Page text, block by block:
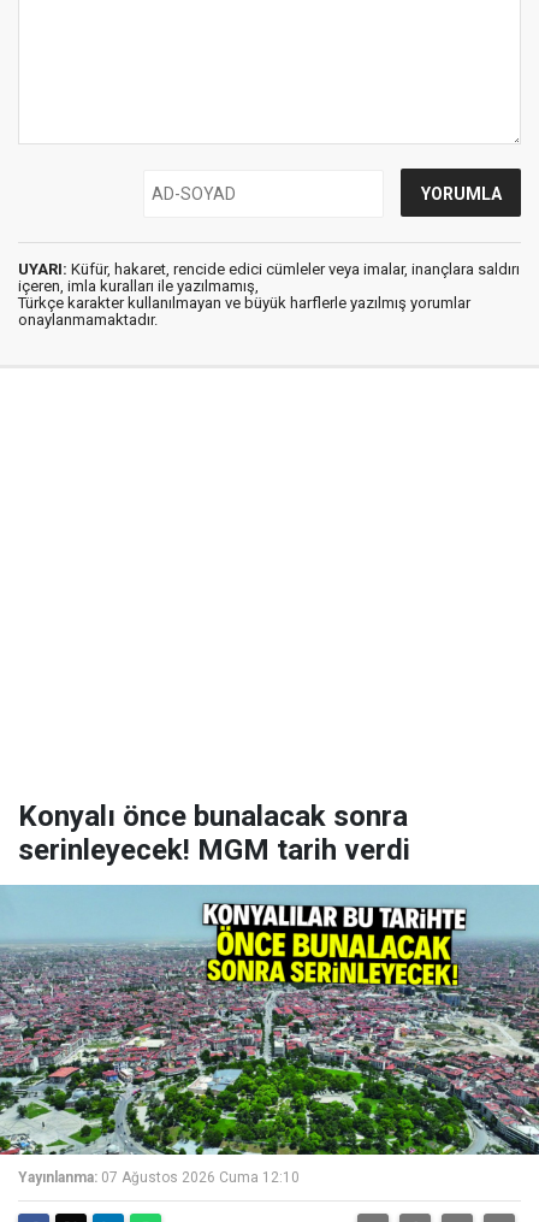
UYARI: Küfür, hakaret, rencide edici cümleler veya imalar, inançlara saldırı
içeren, imla kuralları ile yazılmamış,
Türkçe karakter kullanılmayan ve büyük harflerle yazılmış yorumlar
onaylanmamaktadır.
Konyalı önce bunalacak sonra
serinleyecek! MGM tarih verdi
Yayınlanma: 07 Ağustos 2026 Cuma 12:10